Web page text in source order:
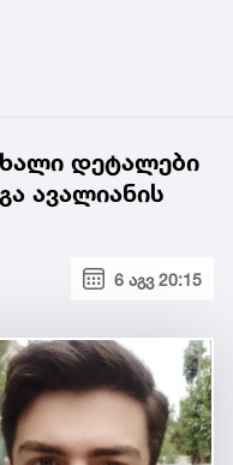
დეტალები
ავალიანის
6 აგვ 20:15